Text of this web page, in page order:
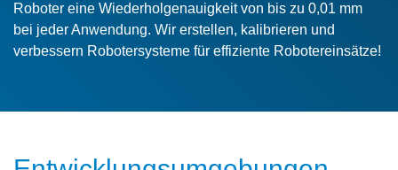
Roboter eine Wiederholgenauigkeit von bis zu 0,01 mm
bei jeder Anwendung. Wir erstellen, kalibrieren und
verbessern Robotersysteme für effiziente Robotereinsätze!